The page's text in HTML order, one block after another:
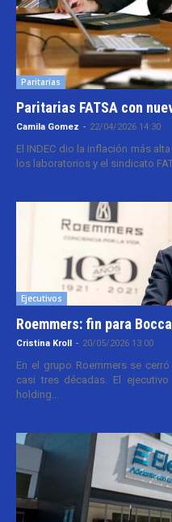
Paritarias
Paritarias FATSA con
Camila Gomez - 22/04/2026 14:30
El INDEC dio la inflación más
los laboratorios y el sindicato
Ejecutivos
Roemmers: fin para
Cristina Kroll - 20/05/2026 13:00
En el grupo Roemmers se
casi tres décadas. El
holding...